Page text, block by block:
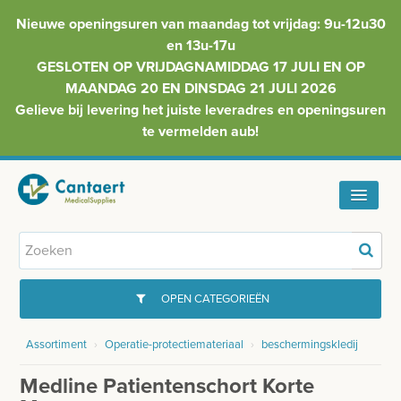
Nieuwe openingsuren van maandag tot vrijdag: 9u-12u30
en 13u-17u
GESLOTEN OP VRIJDAGNAMIDDAG 17 JULI EN OP
MAANDAG 20 EN DINSDAG 21 JULI 2026
Gelieve bij levering het juiste leveradres en openingsuren
te vermelden aub!
HOME
OPEN CATEGORIEËN
GYNAECOLOGIE
INJECTIEMATERIAAL
Assortiment › Operatie-protectiemateriaal › beschermingskledij
Medline Patientenschort Korte